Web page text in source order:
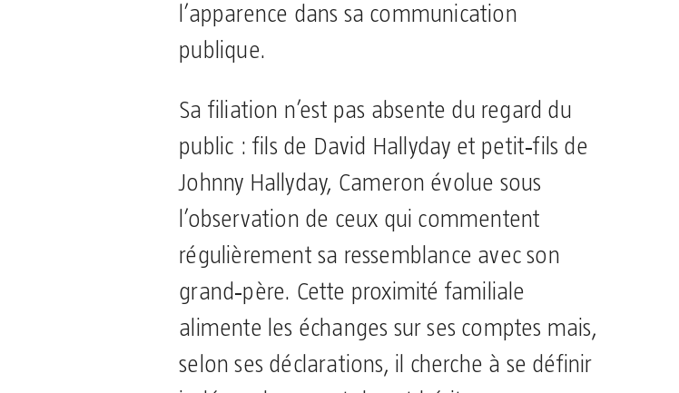
l’apparence dans sa communication
publique.
Sa filiation n’est pas absente du regard du
public : fils de David Hallyday et petit‑fils de
Johnny Hallyday, Cameron évolue sous
l’observation de ceux qui commentent
régulièrement sa ressemblance avec son
grand‑père. Cette proximité familiale
alimente les échanges sur ses comptes mais,
selon ses déclarations, il cherche à se définir